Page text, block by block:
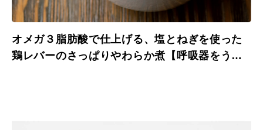
オメガ３脂肪酸で仕上げる、塩とねぎを使った
鶏レバーのさっぱりやわらか煮【呼吸器をうる